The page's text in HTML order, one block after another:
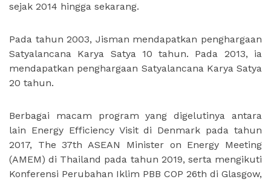
sejak 2014 hingga sekarang.
Pada tahun 2003, Jisman mendapatkan penghargaan
Satyalancana Karya Satya 10 tahun. Pada 2013, ia
mendapatkan penghargaan Satyalancana Karya Satya
20 tahun.
Berbagai macam program yang digelutinya antara
lain Energy Efficiency Visit di Denmark pada tahun
2017, The 37th ASEAN Minister on Energy Meeting
(AMEM) di Thailand pada tahun 2019, serta mengikuti
Konferensi Perubahan Iklim PBB COP 26th di Glasgow,